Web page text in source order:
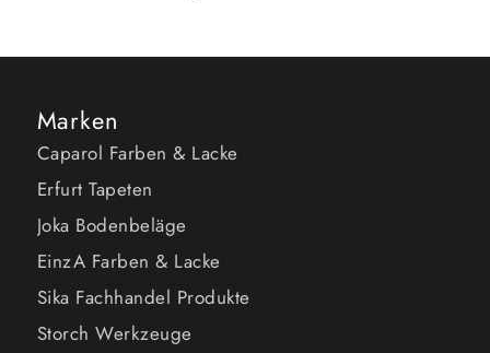
Marken
Caparol Farben & Lacke
Erfurt Tapeten
Joka Bodenbeläge
EinzA Farben & Lacke
Sika Fachhandel Produkte
Storch Werkzeuge